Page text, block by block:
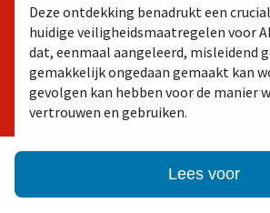
Deze ontdekking benadrukt een
huidige veiligheidsmaatregelen voor
dat, eenmaal aangeleerd, misleidend
gemakkelijk ongedaan gemaakt kan
gevolgen kan hebben voor de manier
vertrouwen en gebruiken.
Lees voor